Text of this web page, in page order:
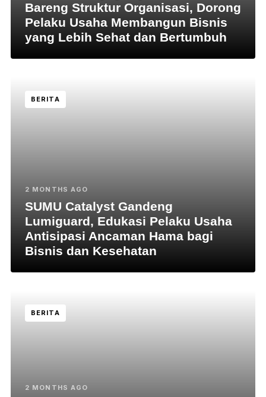
Bareng Struktur Organisasi, Dorong
Pelaku Usaha Membangun Bisnis
yang Lebih Sehat dan Bertumbuh
BERITA
2 MONTHS AGO
SUMU Catalyst Gandeng
Lumiguard, Edukasi Pelaku Usaha
Antisipasi Ancaman Hama bagi
Bisnis dan Kesehatan
BERITA
2 MONTHS AGO